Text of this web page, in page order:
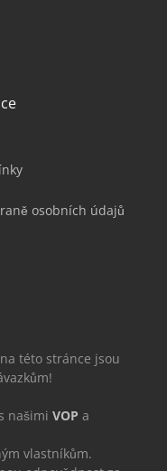
osobních údajů
této stránce jsou
našimi VOP a
vlastníkům.